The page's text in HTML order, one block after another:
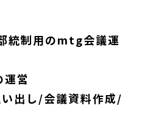
統制用のmtg会議運
営
出し/会議資料作成/